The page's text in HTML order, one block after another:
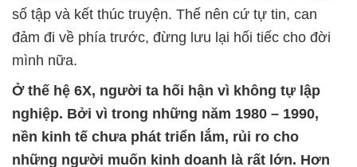
số tập và kết thúc truyện. Thế nên cứ tự tin, can
đảm đi về phía trước, đừng lưu lại hối tiếc cho đời
mình nữa.
Ở thế hệ 6X, người ta hối hận vì không tự lập
nghiệp. Bởi vì trong những năm 1980 – 1990,
nền kinh tế chưa phát triển lắm, rủi ro cho
những người muốn kinh doanh là rất lớn. Hơn